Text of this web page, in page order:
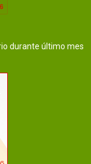
durante último mes